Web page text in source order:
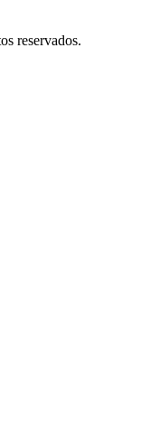
reservados.